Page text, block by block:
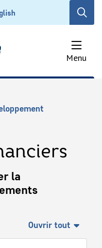
Open
search
form
Menu
la
Ouvrir tout